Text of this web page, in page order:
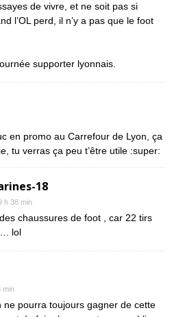
de vivre, et ne soit pas si
l’OL perd, il n’y a pas que le foot
supporter lyonnais.
en promo au Carrefour de Lyon, ça
tu verras ça peu t’être utile :super:
18
h 38 min
chaussures de foot , car 22 tirs
lol
min
ne pourra toujours gagner de cette